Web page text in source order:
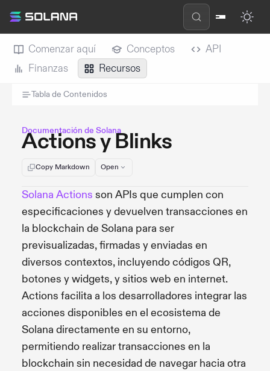
Comenzar aquí Conceptos
API
Finanzas
Recursos
Tabla de Contenidos
Documentación de Solana
Actions y Blinks
Copy Markdown Open
Solana Actions son APIs que cumplen con
especificaciones y devuelven transacciones en
la blockchain de Solana para ser
previsualizadas, firmadas y enviadas en
diversos contextos, incluyendo códigos QR,
botones y widgets, y sitios web en internet.
Actions facilita a los desarrolladores integrar las
acciones disponibles en el ecosistema de
Solana directamente en su entorno,
permitiendo realizar transacciones en la
blockchain sin necesidad de navegar hacia otra